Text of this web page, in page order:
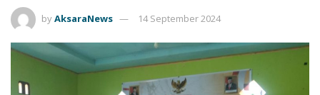
byAksaraNews 14 September 2024